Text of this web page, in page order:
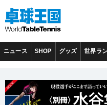
ニュース SHOP グッズ 世界ラ